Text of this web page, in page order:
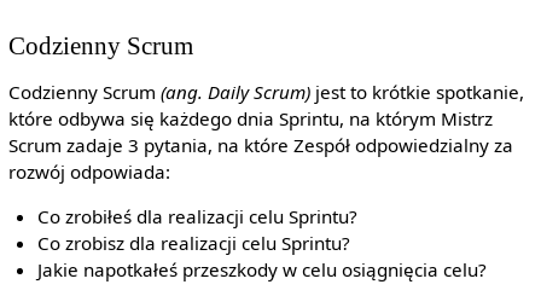
Codzienny Scrum
Codzienny Scrum (ang. Daily Scrum)jest to krótkie spotkanie,
które odbywa się każdego dnia Sprintu, na którym Mistrz
Scrum zadaje 3 pytania, na które Zespół odpowiedzialny za
rozwój odpowiada:
Co zrobiłeś dla realizacji celu Sprintu?
Co zrobisz dla realizacji celu Sprintu?
Jakie napotkałeś przeszkody w celu osiągnięcia celu?